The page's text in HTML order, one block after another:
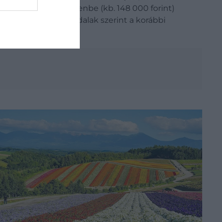
pedig 74 000 jenbe (kb. 148 000 forint)
nő. A szakmai oldalak szerint a korábbi
vízum díja körülbelül 3000 jen (kb.
000 jenre (kb. 30 000 és 60 000 forintra)
turistautazás esetén továbbra is